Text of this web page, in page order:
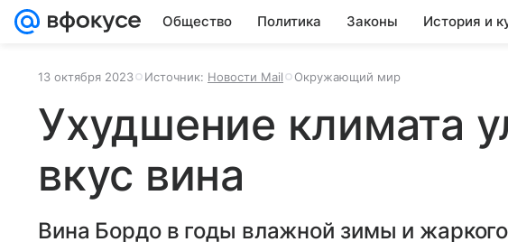
Общество Политика Законы История и
13 октября 2023 Источник: Новости Mail Окружающий мир
Ухудшение климата
вкус вина
Вина Бордо в годы влажной зимы и